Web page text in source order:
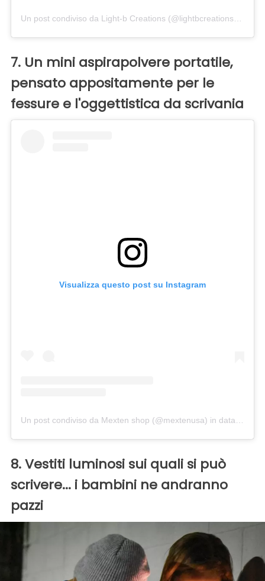
7. Un mini aspirapolvere portatile,
pensato appositamente per le
fessure e l'oggettistica da scrivania
Visualizza questo post su Instagram
Un post condiviso da Mexten shop (@mextenusa) in data: Lug
8. Vestiti luminosi sui quali si può
scrivere... i bambini ne andranno
pazzi